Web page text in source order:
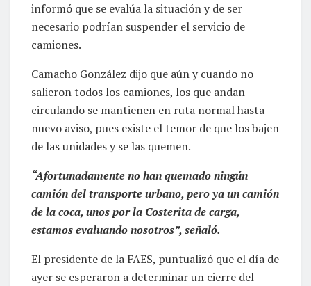
informó que se evalúa la situación y de ser
necesario podrían suspender el servicio de
camiones.
Camacho González dijo que aún y cuando no
salieron todos los camiones, los que andan
circulando se mantienen en ruta normal hasta
nuevo aviso, pues existe el temor de que los bajen
de las unidades y se las quemen.
“Afortunadamente no han quemado ningún
camión del transporte urbano, pero ya un camión
de la coca, unos por la Costerita de carga,
estamos evaluando nosotros”, señaló.
El presidente de la FAES, puntualizó que el día de
ayer se esperaron a determinar un cierre del